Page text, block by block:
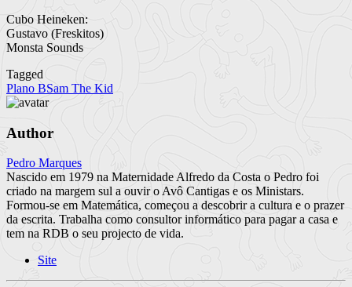
Cubo Heineken:
Gustavo (Freskitos)
Monsta Sounds
Tagged
Plano BSam The Kid
Author
Pedro Marques
Nascido em 1979 na Maternidade Alfredo da Costa o Pedro foi
criado na margem sul a ouvir o Avô Cantigas e os Ministars.
Formou-se em Matemática, começou a descobrir a cultura e o prazer
da escrita. Trabalha como consultor informático para pagar a casa e
tem na RDB o seu projecto de vida.
Site